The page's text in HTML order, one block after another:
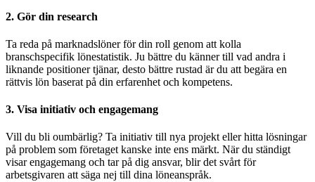
2. Gör din research
Ta reda på marknadslöner för din roll genom att kolla
branschspecifik lönestatistik. Ju bättre du känner till vad andra i
liknande positioner tjänar, desto bättre rustad är du att begära en
rättvis lön baserat på din erfarenhet och kompetens.
3. Visa initiativ och engagemang
Vill du bli oumbärlig? Ta initiativ till nya projekt eller hitta lösningar
på problem som företaget kanske inte ens märkt. När du ständigt
visar engagemang och tar på dig ansvar, blir det svårt för
arbetsgivaren att säga nej till dina löneanspråk.